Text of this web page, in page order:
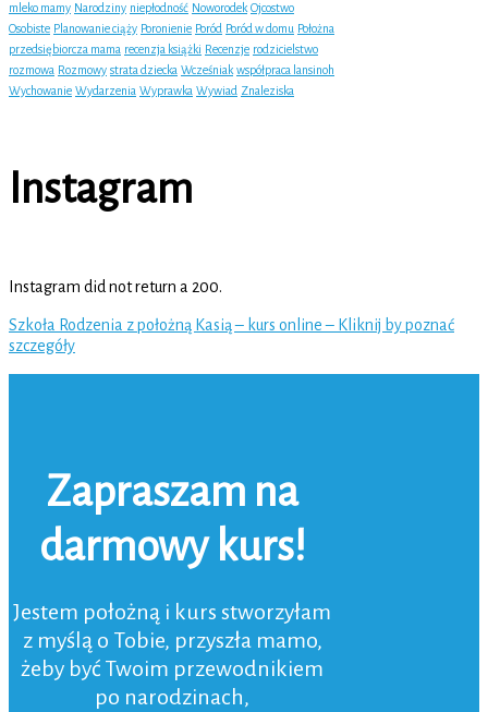
mleko mamy Narodziny niepłodność Noworodek Ojcostwo
Osobiste Planowanie ciąży Poronienie Poród Poród w domu Położna
przedsiębiorcza mama recenzja książki Recenzje rodzicielstwo
rozmowa Rozmowy strata dziecka Wcześniak współpraca lansinoh
Wychowanie Wydarzenia Wyprawka Wywiad Znaleziska
Instagram
Instagram did not return a 200.
Szkoła Rodzenia z położną Kasią – kurs online – Kliknij by poznać
szczegóły
Zapraszam na
darmowy kurs!
Jestem położną i kurs stworzyłam
z myślą o Tobie, przyszła mamo,
żeby być Twoim przewodnikiem
po narodzinach,